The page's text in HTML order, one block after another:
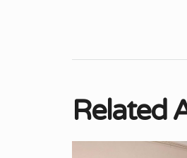
Related